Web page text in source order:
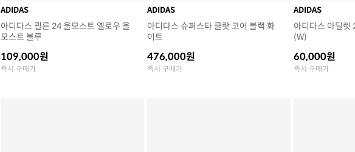
ADIDAS
아디다스 쾰른 24 올모스트 옐로우 올
모스트 블루
109,000원
즉시 구매가
ADIDAS
아디다스 슈퍼스타 클랏 코어 블랙 화
이트
476,000원
즉시 구매가
ADIDAS
아디다스 아딜렛
(W)
60,000원
즉시 구매가